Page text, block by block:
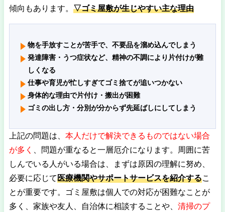
傾向もあります。 ▽ゴミ屋敷が生じやすい主な理由
物を手放すことが苦手で、不要品を溜め込んでしまう
発達障害・うつ症状など、精神の不調により片付けが難
しくなる
仕事や育児が忙しすぎてゴミ捨てが追いつかない
身体的な理由で片付け・搬出が困難
ゴミの出し方・分別が分からず先延ばしにしてしまう
上記の問題は、 本人だけで解決できるものではない場合
が多く 、問題が重なると一層厄介になります。周囲に苦
しんでいる人がいる場合は、まずは原因の理解に努め、
必要に応じて医療機関やサポートサービスを紹介するこ
とが重要です。ゴミ屋敷は個人での対応が困難なことが
多く、家族や友人、自治体に相談することや、 清掃のプ